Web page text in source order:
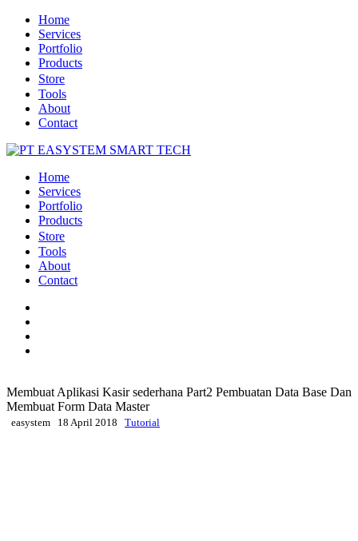
Home
Services
Portfolio
Products
Store
Tools
About
Contact
Home
Services
Portfolio
Products
Store
Tools
About
Contact
Membuat Aplikasi Kasir sederhana Part2 Pembuatan Data Base Dan
Membuat Form Data Master
easystem 18 April 2018 Tutorial